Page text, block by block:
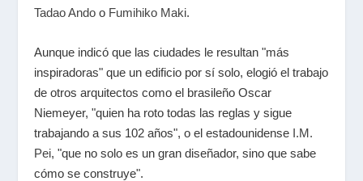
Tadao Ando o Fumihiko Maki.
Aunque indicó que las ciudades le resultan "más
inspiradoras" que un edificio por sí solo, elogió el trabajo
de otros arquitectos como el brasileño Oscar
Niemeyer, "quien ha roto todas las reglas y sigue
trabajando a sus 102 años", o el estadounidense I.M.
Pei, "que no solo es un gran diseñador, sino que sabe
cómo se construye".